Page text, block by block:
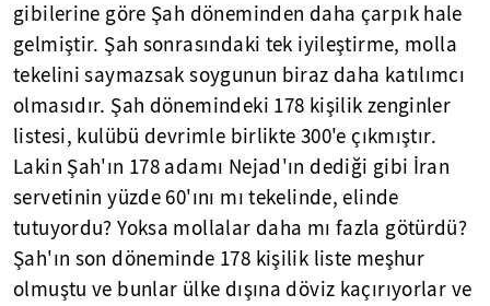
gibilerine göre Şah döneminden daha çarpık hale
gelmiştir. Şah sonrasındaki tek iyileştirme, molla
tekelini saymazsak soygunun biraz daha katılımcı
olmasıdır. Şah dönemindeki 178 kişilik zenginler
listesi, kulübü devrimle birlikte 300'e çıkmıştır.
Lakin Şah'ın 178 adamı Nejad'ın dediği gibi İran
servetinin yüzde 60'ını mı tekelinde, elinde
tutuyordu? Yoksa mollalar daha mı fazla götürdü?
Şah'ın son döneminde 178 kişilik liste meşhur
olmuştu ve bunlar ülke dışına döviz kaçırıyorlar ve